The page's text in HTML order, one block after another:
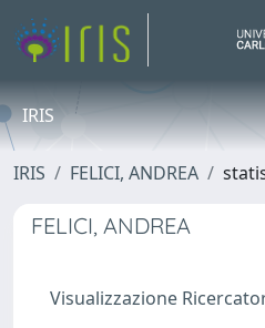
IRIS
IRIS FELICI, ANDREA
FELICI, ANDREA
Visualizzazione